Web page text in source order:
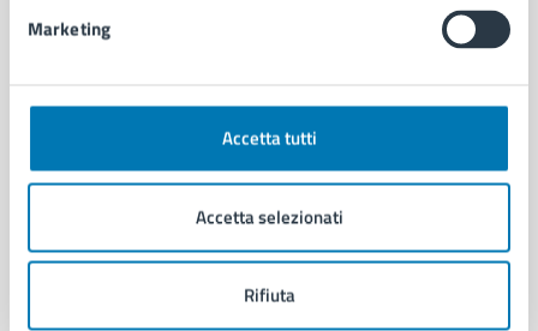
Marketing
Accetta tutti
Accetta selezionati
Rifiuta
Anagrafe e stato civile
Cultura e tempo libero
Giustizia e sicurezza pubblica
Salute, benessere e assistenza
Servizi Cimiteriali